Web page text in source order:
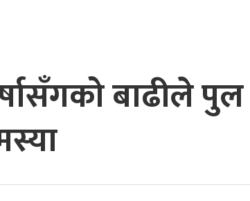
बाढीले पुल